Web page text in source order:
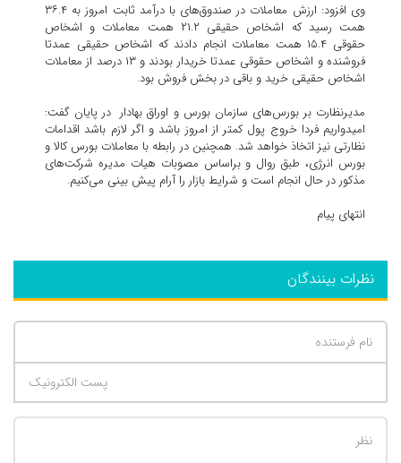
وی افزود: ارزش معاملات در صندوق‌های با درآمد ثابت امروز به ۳۶.۴
همت رسید که اشخاص حقیقی ۲۱.۲ همت معاملات و اشخاص
حقوقی ۱۵.۴ همت معاملات انجام دادند که اشخاص حقیقی عمدتا
فروشنده و اشخاص حقوقی عمدتا خریدار بودند و ۱۳ درصد از معاملات
اشخاص حقیقی خرید و باقی در بخش فروش بود.
مدیرنظارت بر بورس‌های سازمان بورس و اوراق بهادار در پایان گفت:
امیدواریم فردا خروج پول کمتر از امروز باشد و اگر لازم باشد اقدامات
نظارتی نیز اتخاذ خواهد شد. همچنین در رابطه با معاملات بورس کالا و
بورس انرژی، طبق روال و براساس مصوبات هیات مدیره شرکت‌های
مذکور در حال انجام است و شرایط بازار را آرام پیش بینی می‌کنیم.
انتهای پیام
نظرات بینندگان